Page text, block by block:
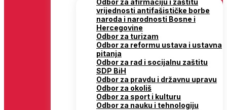
Odbor za afirmaciju i zaštitu
vrijednosti antifašističke borbe
naroda i narodnosti Bosne i
Hercegovine
Odbor za turizam
Odbor za reformu ustava i ustavna
pitanja
Odbor za rad i socijalnu zaštitu
SDP BiH
Odbor za pravdu i državnu upravu
Odbor za okoliš
Odbor za sport i kulturu
Odbor za nauku i tehnologiju